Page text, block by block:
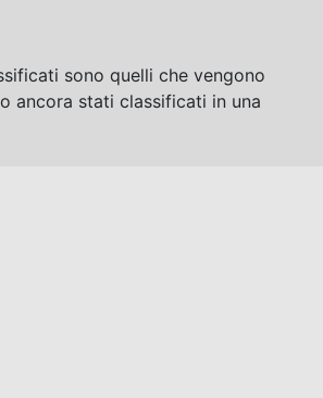
sono quelli che vengono
ancora stati classificati in una